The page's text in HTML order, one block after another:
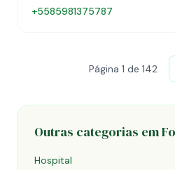
+5585981375787
Página 1 de 142
Outras categorias em
Hospital